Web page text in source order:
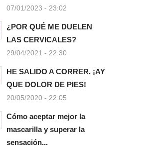
07/01/2023 - 23:02
¿POR QUÉ ME DUELEN
LAS CERVICALES?
29/04/2021 - 22:30
HE SALIDO A CORRER. ¡AY
QUE DOLOR DE PIES!
20/05/2020 - 22:05
Cómo aceptar mejor la
mascarilla y superar la
sensación...